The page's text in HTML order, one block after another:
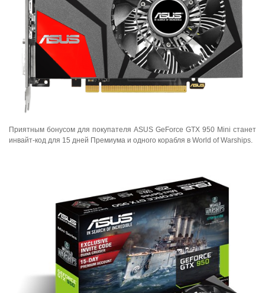
Приятным бонусом для покупателя ASUS GeForce GTX 950 Mini станет
инвайт-код для 15 дней Премиума и одного корабля в World of Warships.